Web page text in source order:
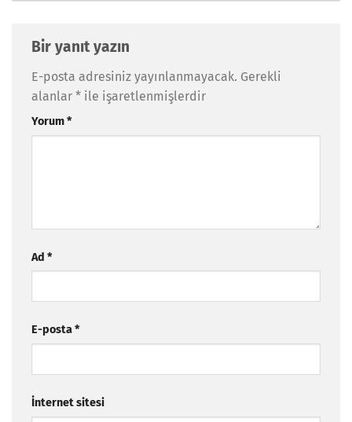
Bir yanıt yazın
E-posta adresiniz yayınlanmayacak. Gerekli
alanlar * ile işaretlenmişlerdir
Yorum*
Ad *
E-posta*
İnternet sitesi